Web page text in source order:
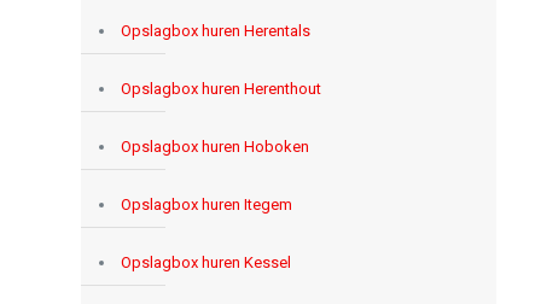
Opslagbox huren Herentals
Opslagbox huren Herenthout
Opslagbox huren Hoboken
Opslagbox huren Itegem
Opslagbox huren Kessel